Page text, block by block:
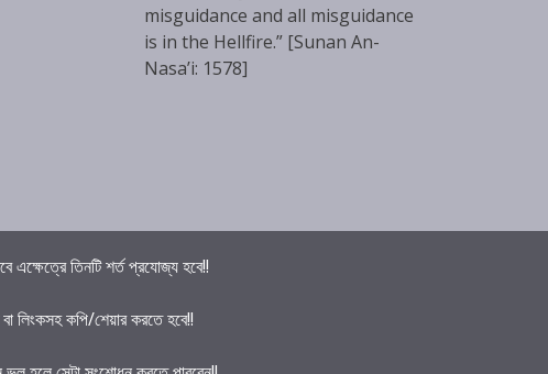
misguidance and all misguidance
is in the Hellfire.” [Sunan An-
Nasa’i: 1578]
তিনটি শর্ত প্রযোজ্য হবে!!
লিংকসহ কপি/শেয়ার করতে হবে!!